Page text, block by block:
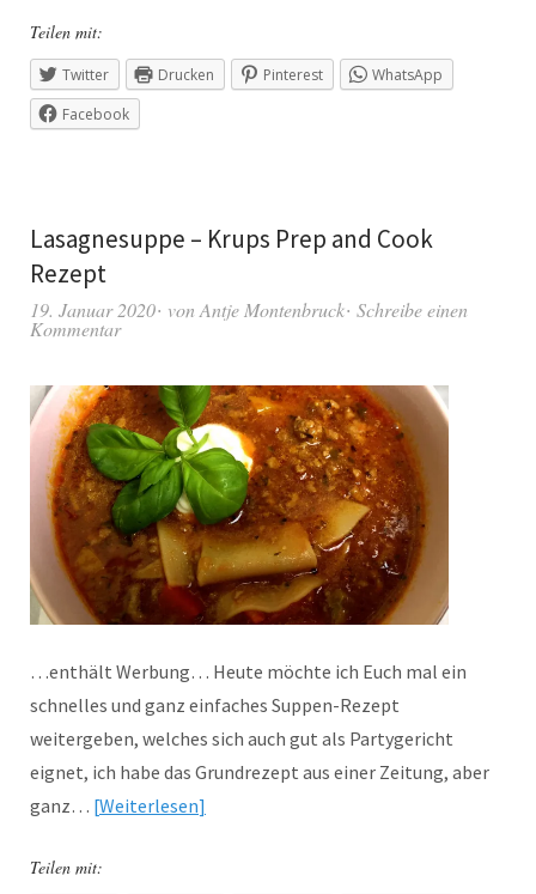
Teilen mit:
Twitter Drucken Pinterest
WhatsApp
Facebook
Lasagnesuppe – Krups Prep and Cook
Rezept
19. Januar 2020 vonAntje Montenbruck Schreibe einen
Kommentar
…enthält Werbung… Heute möchte ich Euch mal ein
schnelles und ganz einfaches Suppen-Rezept
weitergeben, welches sich auch gut als Partygericht
eignet, ich habe das Grundrezept aus einer Zeitung, aber
ganz… Weiterlesen
Teilen mit: